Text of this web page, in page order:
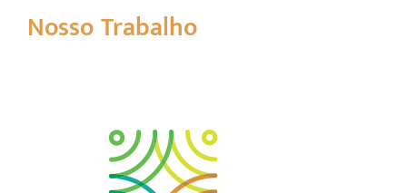
Nosso Trabalho